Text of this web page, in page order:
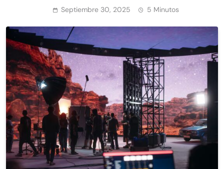
Septiembre 30, 2025 5 Minutos